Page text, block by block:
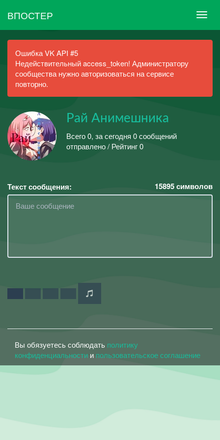
ВПОСТЕР
Ошибка VK API #5
Недействительный access_token! Администратору
сообщества нужно авторизоваться на сервисе
повторно.
Рай Анимешника
Всего 0, за сегодня 0 сообщений
отправлено / Рейтинг 0
Текст сообщения: 15895символов
Вы обязуетесь соблюдать политику
конфиденциальности и пользовательское соглашение